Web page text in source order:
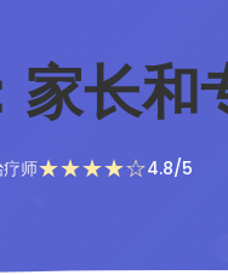
家长和
师 4.8/5